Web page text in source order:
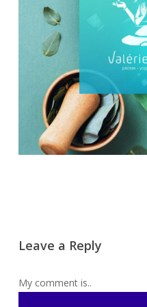
Leave a Reply
My comment is..